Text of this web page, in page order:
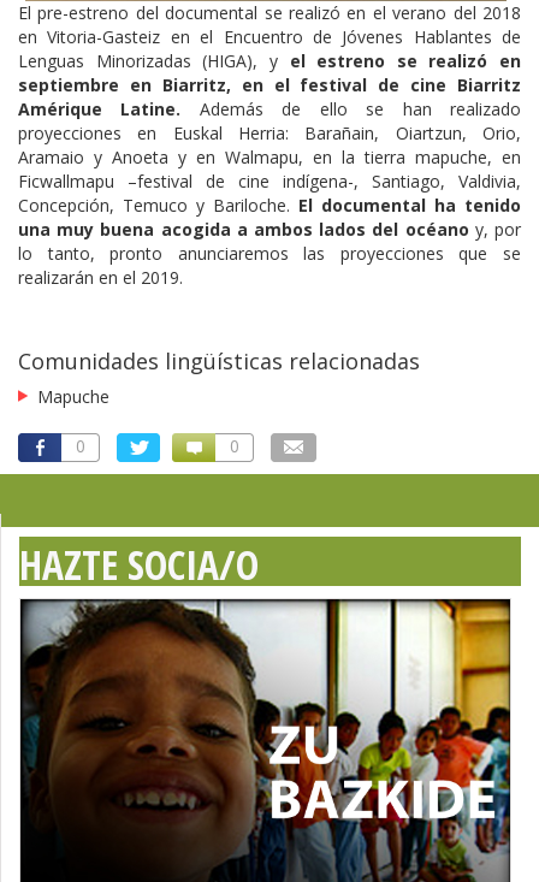
El pre-estreno del documental se realizó en el verano del 2018
en Vitoria-Gasteiz en el Encuentro de Jóvenes Hablantes de
Lenguas Minorizadas (HIGA), y el estreno se realizó en
septiembre en Biarritz, en el festival de cine Biarritz
Amérique Latine. Además de ello se han realizado
proyecciones en Euskal Herria: Barañain, Oiartzun, Orio,
Aramaio y Anoeta y en Walmapu, en la tierra mapuche, en
Ficwallmapu –festival de cine indígena-, Santiago, Valdivia,
Concepción, Temuco y Bariloche. El documental ha tenido
una muy buena acogida a ambos lados del océano y, por
lo tanto, pronto anunciaremos las proyecciones que se
realizarán en el 2019.
Comunidades lingüísticas relacionadas
Mapuche
0 0
HAZTE SOCIA/O